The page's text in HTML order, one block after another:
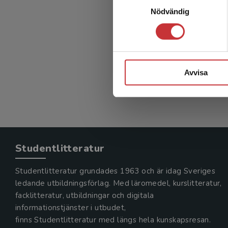
Nödvändig
Avvisa
Studentlitteratur
Studentlitteratur grundades 1963 och är idag Sveriges
ledande utbildningsförlag. Med läromedel, kurslitteratur,
facklitteratur, utbildningar och digitala
informationstjänster i utbudet,
finns Studentlitteratur med längs hela kunskapsresan.